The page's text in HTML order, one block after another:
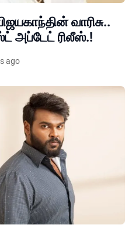
வாரிசு..
அப்டேட் ரிலீஸ்.!
ago